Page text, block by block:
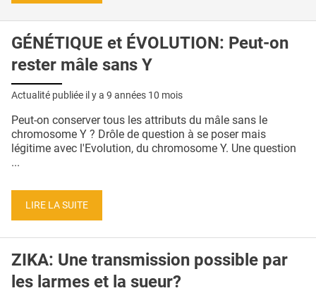
GÉNÉTIQUE et ÉVOLUTION: Peut-on
rester mâle sans Y
Actualité publiée il y a 9 années 10 mois
Peut-on conserver tous les attributs du mâle sans le
chromosome Y ? Drôle de question à se poser mais
légitime avec l'Evolution, du chromosome Y. Une question
...
LIRE LA SUITE
ZIKA: Une transmission possible par
les larmes et la sueur?